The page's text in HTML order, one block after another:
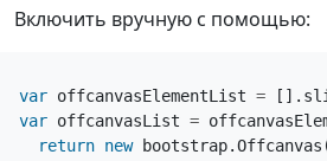
Включить вручную с помощью:
var offcanvasElementList = [].
var offcanvasList =
return new bootstrap.Offcanvas